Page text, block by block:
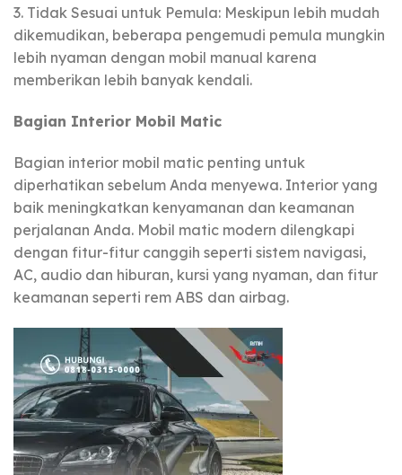
3. Tidak Sesuai untuk Pemula: Meskipun lebih mudah
dikemudikan, beberapa pengemudi pemula mungkin
lebih nyaman dengan mobil manual karena
memberikan lebih banyak kendali.
Bagian Interior Mobil Matic
Bagian interior mobil matic penting untuk
diperhatikan sebelum Anda menyewa. Interior yang
baik meningkatkan kenyamanan dan keamanan
perjalanan Anda. Mobil matic modern dilengkapi
dengan fitur-fitur canggih seperti sistem navigasi,
AC, audio dan hiburan, kursi yang nyaman, dan fitur
keamanan seperti rem ABS dan airbag.